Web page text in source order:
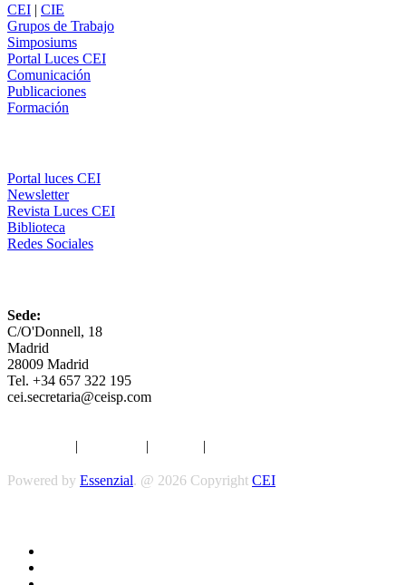
CEI | CIE
Grupos de Trabajo
Simposiums
Portal Luces CEI
Comunicación
Publicaciones
Formación
Portal luces CEI
Newsletter
Revista Luces CEI
Biblioteca
Redes Sociales
Sede:
C/O'Donnell, 18
Madrid
28009 Madrid
Tel. +34 657 322 195
cei.secretaria@ceisp.com
| | |
Powered by Essenzial. @ 2026 Copyright CEI